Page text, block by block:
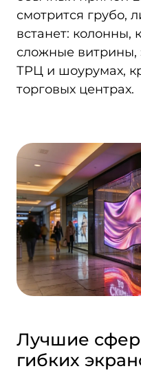
смотрится грубо,
встанет: колонны,
сложные витрины,
ТРЦ и шоурумах,
торговых центрах.
Лучшие
гибких